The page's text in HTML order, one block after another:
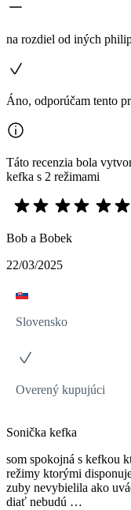
na rozdiel od iných
Áno, odporúčam tento
Táto recenzia bola
kefka s 2 režimami
Bob a Bobek
22/03/2025
Slovensko
Overený kupujúci
Sonička kefka
som spokojná s kefkou
režimy ktorými
zuby nevybielila ako
diať nebudú …